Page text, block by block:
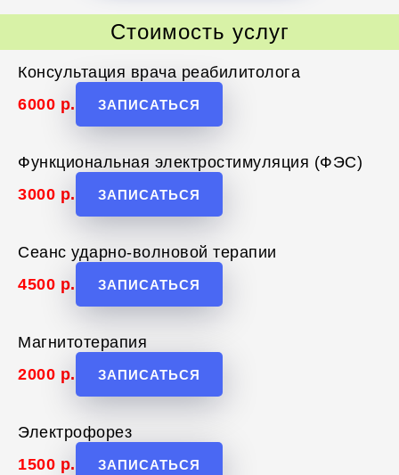
Стоимость услуг
Консультация врача реабилитолога
6000 р. ЗАПИСАТЬСЯ
Функциональная электростимуляция (ФЭС)
3000 р. ЗАПИСАТЬСЯ
Сеанс ударно-волновой терапии
4500 р. ЗАПИСАТЬСЯ
Магнитотерапия
2000 р. ЗАПИСАТЬСЯ
Электрофорез
1500 р. ЗАПИСАТЬСЯ